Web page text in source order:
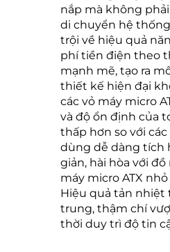
nắp mà không
di chuyển hệ
trội về hiệu quả
phí tiền điện theo
mạnh mẽ, tạo ra
thiết kế hiện đại
các vỏ máy micro
và độ ổn định của
thấp hơn so với
dùng dễ dàng tích
giản, hài hòa với
máy micro ATX
Hiệu quả tản nhiệt
trung, thậm chí
thời duy trì độ tin